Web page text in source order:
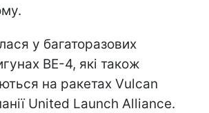
у багаторазових
BE-4, які також
на ракетах Vulcan
United Launch Alliance.